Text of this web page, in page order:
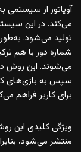
می‌کند. در این
تولید می‌شود.
شماره دور با هم
می‌شوند. این روش در
سپس به بازی‌های
برای کاربر فراهم
ویژگی کلیدی این
منتشر می‌شود،